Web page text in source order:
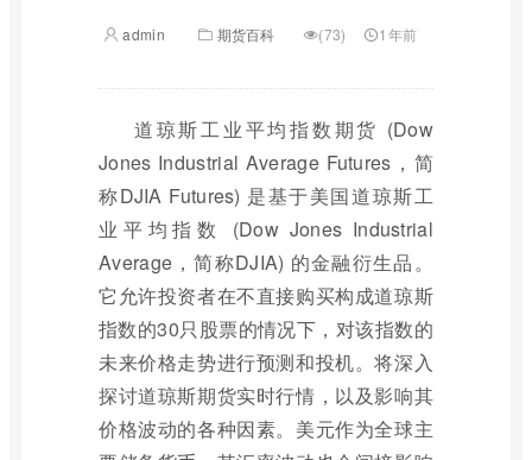
admin 期货百科 (73) 1年前
道琼斯工业平均指数期货 (Dow
Jones Industrial Average Futures，简
称DJIA Futures) 是基于美国道琼斯工
业平均指数 (Dow Jones Industrial
Average，简称DJIA) 的金融衍生品。
它允许投资者在不直接购买构成道琼斯
指数的30只股票的情况下，对该指数的
未来价格走势进行预测和投机。将深入
探讨道琼斯期货实时行情，以及影响其
价格波动的各种因素。美元作为全球主